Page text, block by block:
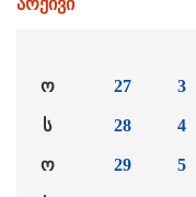
არქივი
ო
ს
ო
27
28
29
3
4
5